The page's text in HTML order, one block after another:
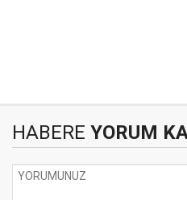
HABERE YORUM